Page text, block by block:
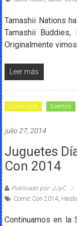
Tamashii Nations
Tamashii
Originalmente
Leer más
Comic Con Eventos
julio 27, 2014
Juguetes
Con 2014
Publicado por: JJyC
Comic Con 2014,
Continuamos en la